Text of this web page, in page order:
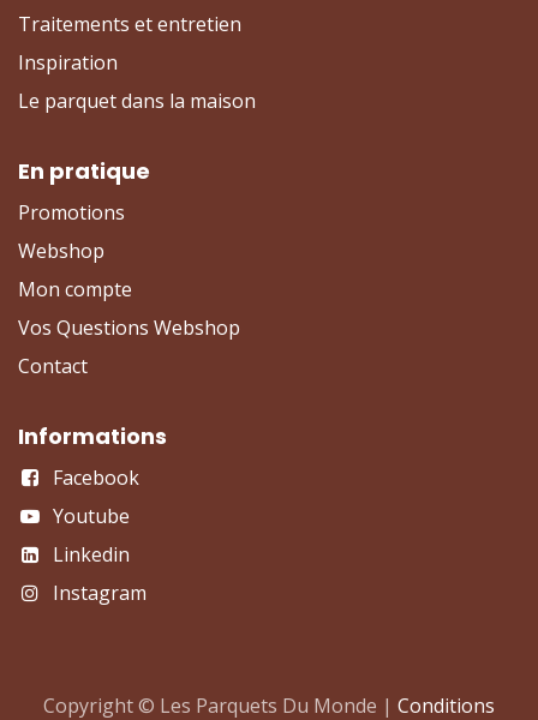
Traitements et entretien
Inspiration
Le parquet dans la maison
En pratique
Promotions
Webshop
Mon compte
Vos Questions Webshop
Contact
Informations
Facebook
Youtube
Linkedin
Instagram
Copyright © Les Parquets Du Monde | Conditions